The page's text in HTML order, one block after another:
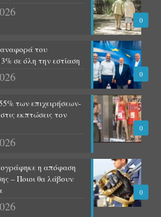
0
0
του
σε όλη την εστίαση
0
των επιχειρήσεων-
εκπτώσεις τον
0
η απόφαση
– Ποιοι θα λάβουν